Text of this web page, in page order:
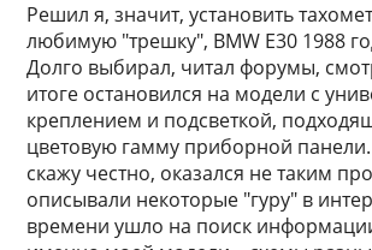
Решил я, значит, установить
любимую "трешку", BMW E30 1988
Долго выбирал, читал форумы,
итоге остановился на модели с
креплением и подсветкой,
цветовую гамму приборной
скажу честно, оказался не таким
описывали некоторые "гуру" в
времени ушло на поиск